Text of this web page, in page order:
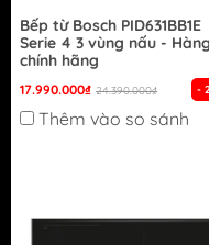
Bếp từ Bosch PID631BB1E
Serie 4 3 vùng nấu - Hàng
chính hãng
17.990.000₫ 24.390.000₫ -
Thêm vào so sánh